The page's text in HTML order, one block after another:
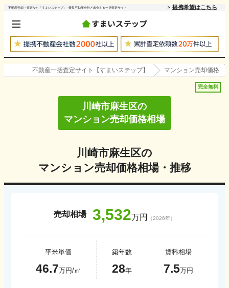
不動産売却・査定なら「すまいステップ」- 優良不動産会社と出会える一括査定サイト 提携希望はこちら
不動産一括査定サイト【すまいステップ】 マンション売却価格
完全無料
川崎市麻生区の
マンション売却価格相場
川崎市麻生区の
マンション売却価格相場・推移
売却相場 3,532万円 （2026年）
平米単価
46.7万円/㎡
築年数
28年
賃料相場
7.5万円